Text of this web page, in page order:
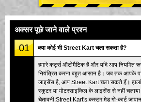
कंपनी
शाखा बदलें
टोक्यो शिनागावा #1
टोक्यो अकीहबारा#2
टोक्यो शिबुया एनेक्स
अक्सर पूछे जाने वाले प्रश्न
01 क्या कोई भी Street Kart चला सकता है?
हमारे कर्ट्स ऑटोमैटिक हैं और यदि आप नियमित
नियंत्रित करना बहुत आसान है। जब तक आपके
लाइसेंस है, आप Street Kart चला सकते हैं।
स्कूटर या मोटरसाइकिल के लाइसेंस से नहीं
चेतावनी:Street Kart's कस्टम मेड गो-कार्ट